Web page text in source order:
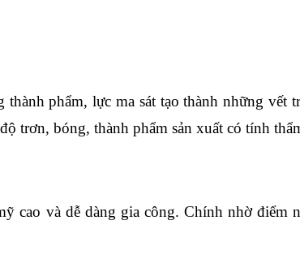
phẩm, lực ma sát tạo thành những vết
trơn, bóng, thành phẩm sản xuất có tính
cao và dễ dàng gia công. Chính nhờ điểm